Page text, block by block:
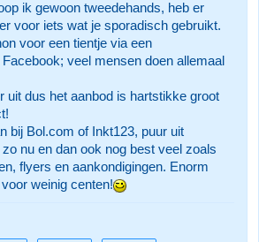
ik gewoon tweedehands, heb er
voor iets wat je sporadisch gebruikt.
voor een tientje via een
veel mensen doen allemaal
uit dus het aanbod is hartstikke groot
bij Bol.com of Inkt123, puur uit
nu en dan ook nog best veel zoals
flyers en aankondigingen. Enorm
weinig centen!